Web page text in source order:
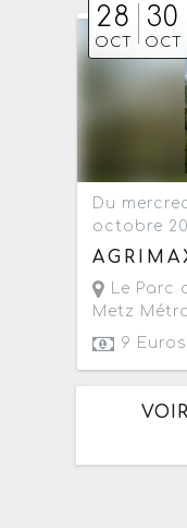
28
OCT
30
OCT
Du
octobre
Le Parc
Metz
9 Euros